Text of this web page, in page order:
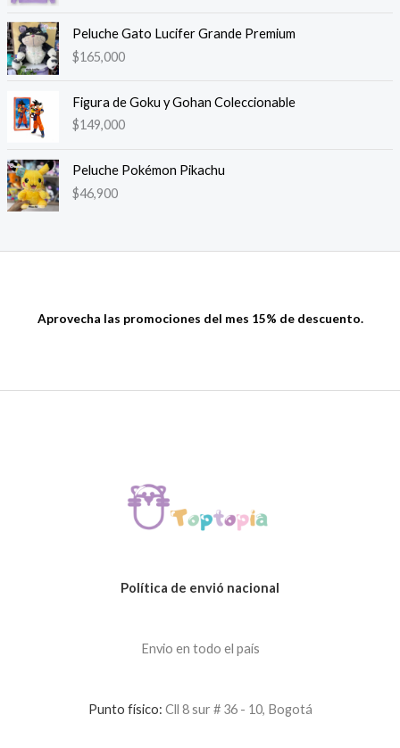
Peluche Gato Lucifer Grande Premium
$165,000
Figura de Goku y Gohan Coleccionable
$149,000
Peluche Pokémon Pikachu
$46,900
Aprovecha las promociones del mes 15% de descuento.
Política de envió nacional
Envio en todo el país
Punto físico: Cll 8 sur # 36 - 10, Bogotá